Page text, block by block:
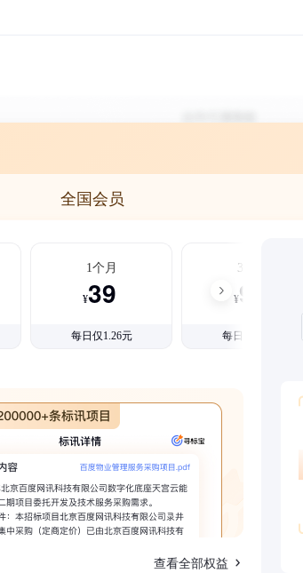
全国会员
1个月
¥39
每日仅1.26元
3个月
¥99
每日仅1.08元
查看全部权益